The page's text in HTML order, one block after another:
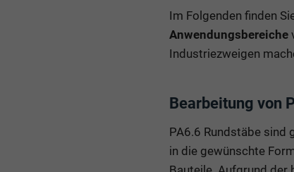
Im Folgenden finden
Anwendungsbereiche
Industriezweigen
Bearbeitung von
PA6.6 Rundstäbe sind
in die gewünschte